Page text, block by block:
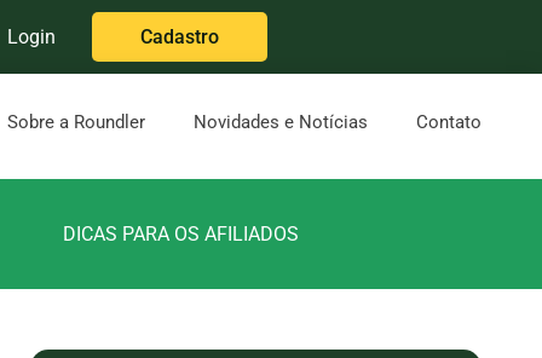
Login Cadastro
Sobre a Roundler Novidades e Notícias Contato
DICAS PARA OS AFILIADOS